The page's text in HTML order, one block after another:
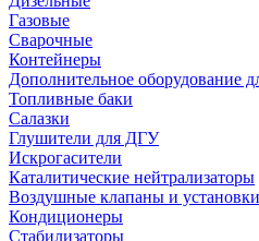
Газовые
Сварочные
Контейнеры
Дополнительное оборудование
Топливные баки
Салазки
Глушители для ДГУ
Искрогасители
Каталитические нейтрализаторы
Воздушные клапаны и установки
Кондиционеры
Стабилизаторы